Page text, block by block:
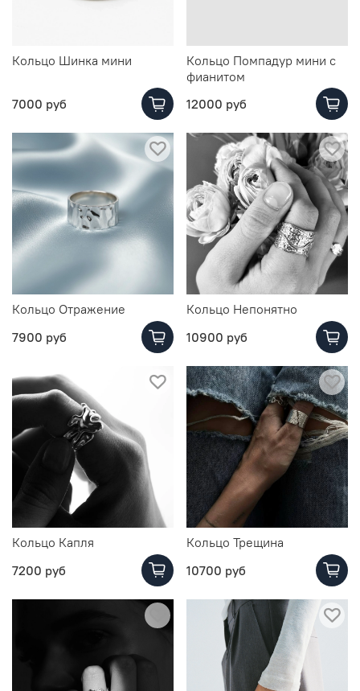
Кольцо Шинка мини
7000 руб
Кольцо Помпадур мини с
фианитом
12000 руб
Кольцо Отражение
7900 руб
Кольцо Непонятно
10900 руб
Кольцо Капля
7200 руб
Кольцо Трещина
10700 руб